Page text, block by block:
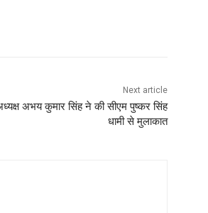
Next article
अभय कुमार सिंह ने की सीएम पुष्कर सिंह
धामी से मुलाकात